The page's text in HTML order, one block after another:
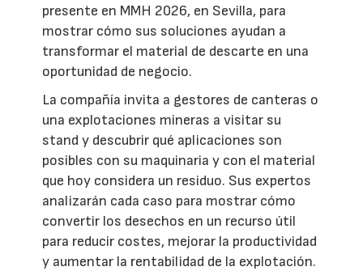
presente en MMH 2026, en Sevilla, para
mostrar cómo sus soluciones ayudan a
transformar el material de descarte en una
oportunidad de negocio.
La compañía invita a gestores de canteras o
una explotaciones mineras a visitar su
stand y descubrir qué aplicaciones son
posibles con su maquinaria y con el material
que hoy considera un residuo. Sus expertos
analizarán cada caso para mostrar cómo
convertir los desechos en un recurso útil
para reducir costes, mejorar la productividad
y aumentar la rentabilidad de la explotación.